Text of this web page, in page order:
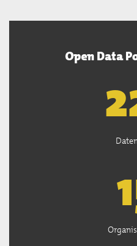
Open Data